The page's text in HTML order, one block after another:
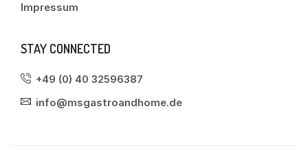
Impressum
STAY CONNECTED
+49 (0) 40 32596387
info@msgastroandhome.de